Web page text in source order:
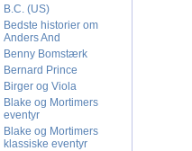
B.C. (US)
Bedste historier om
Anders And
Benny Bomstærk
Bernard Prince
Birger og Viola
Blake og Mortimers
eventyr
Blake og Mortimers
klassiske eventyr